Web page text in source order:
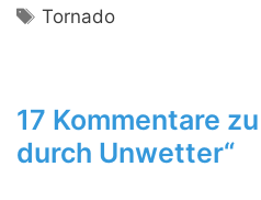
Schlagwörter
Tornado
17 Kommentare
durch Unwetter“